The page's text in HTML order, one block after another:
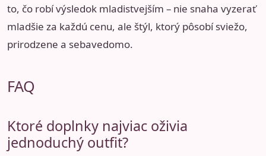
to, čo robí výsledok mladistvejším – nie snaha vyzerať
mladšie za každú cenu, ale štýl, ktorý pôsobí sviežo,
prirodzene a sebavedomo.
FAQ
Ktoré doplnky najviac oživia
jednoduchý outfit?